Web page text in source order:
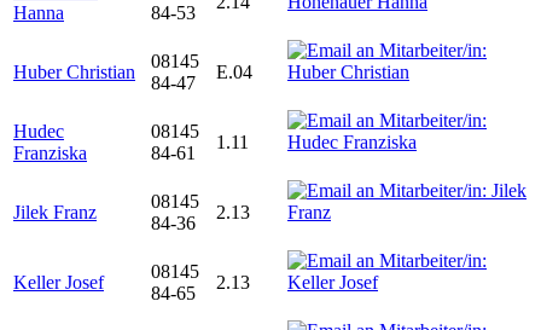
Hanna
84-53
Huber Christian
08145
84-47
E.04
Hudec
Franziska
08145
84-61
1.11
Jilek Franz
08145
84-36
2.13
Keller Josef
08145
84-65
2.13